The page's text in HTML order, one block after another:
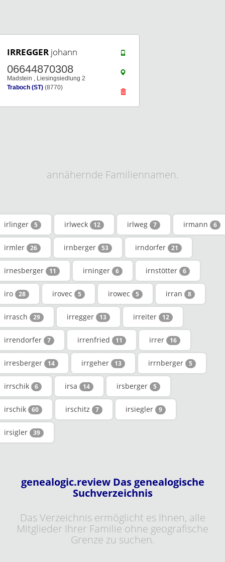
IRREGGER johann
06644870308
Madstein , Liesingsiedlung 2
Traboch (ST) (8770)
annähernde Familiennamen.
irlinger 5 irlweck 12 irlweg 7 irmann 6
irmler 26 irnberger 53 irndorfer 21
irnesberger 11 irninger 6 irnstötter 6
iro 28 irovec 5 irowec 5 irran 8
irrasch 29 irregger 13 irreiter 12
irrendorfer 7 irrenfried 11 irrer 16
irresberger 14 irrgeher 13 irrnberger 5
irrschik 6 irsa 14 irsberger 5
irschik 60 irschitz 7 irsiegler 9
irsigler 39
genealogic.review Das genealogische
Suchverzeichnis
Das Verzeichnis ermöglicht es Ihnen, alle
Mitglieder Ihrer Familie ohne geografische
Grenze zu suchen.